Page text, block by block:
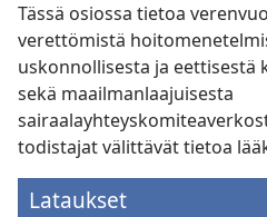
Tässä osiossa tietoa
verettömistä
uskonnollisesta ja eettisestä
sekä maailmanlaajuisesta
todistajat välittävät tietoa
Lataukset